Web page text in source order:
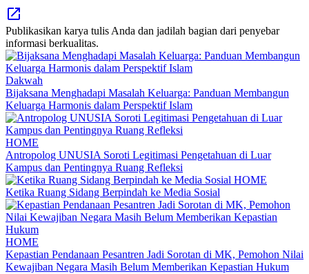
Publikasikan karya tulis Anda dan jadilah bagian dari penyebar
informasi berkualitas.
Dakwah
Bijaksana Menghadapi Masalah Keluarga: Panduan Membangun
Keluarga Harmonis dalam Perspektif Islam
HOME
Antropolog UNUSIA Soroti Legitimasi Pengetahuan di Luar
Kampus dan Pentingnya Ruang Refleksi
HOME
Ketika Ruang Sidang Berpindah ke Media Sosial
HOME
Kepastian Pendanaan Pesantren Jadi Sorotan di MK, Pemohon Nilai
Kewajiban Negara Masih Belum Memberikan Kepastian Hukum